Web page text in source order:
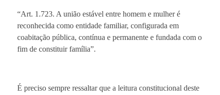
“Art. 1.723. A união estável entre homem e mulher é
reconhecida como entidade familiar, configurada em
coabitação pública, contínua e permanente e fundada com o
fim de constituir família”.
É preciso sempre ressaltar que a leitura constitucional deste